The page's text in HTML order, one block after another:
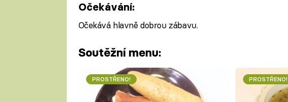
Očekávání:
Očekává hlavně dobrou zábavu.
Soutěžní menu:
PROSTŘENO! PROSTŘENO!